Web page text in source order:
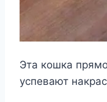
Эта кошка
успевают